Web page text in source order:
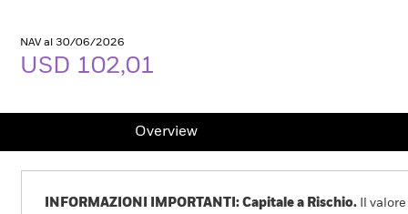
NAV al 30/06/2026
USD 102,01
Overview
INFORMAZIONI IMPORTANTI: Capitale a Rischio. Il